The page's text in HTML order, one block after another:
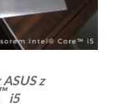
z
™ i5